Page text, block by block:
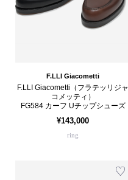
F.LLI Giacometti
F.LLI Giacometti（フラテッリジャ
コメッティ）
FG584 カーフ Uチップシューズ
¥143,000
ring